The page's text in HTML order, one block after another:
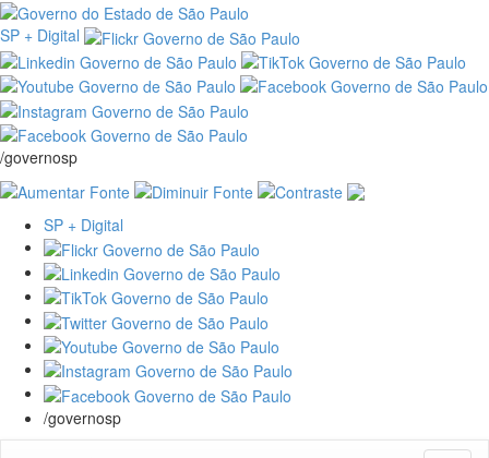
SP + Digital
/governosp
SP + Digital
/governosp